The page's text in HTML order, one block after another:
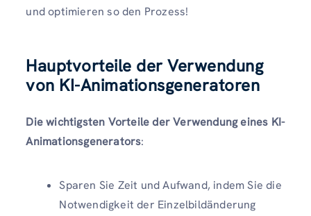
und optimieren so den Prozess!
Hauptvorteile der Verwendung
von KI-Animationsgeneratoren
Die wichtigsten Vorteile der Verwendung eines KI-
Animationsgenerators:
Sparen Sie Zeit und Aufwand, indem Sie die
Notwendigkeit der Einzelbildänderung